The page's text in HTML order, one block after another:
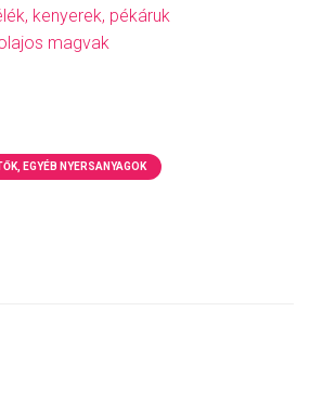
kenyerek, pékáruk
magvak
EGYÉB NYERSANYAGOK